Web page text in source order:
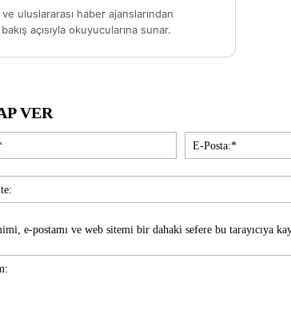
uluslararası haber ajanslarından
açısıyla okuyucularına sunar.
VER
İsim:*
e-postamı ve web sitemi bir dahaki sefere bu tarayıcıya